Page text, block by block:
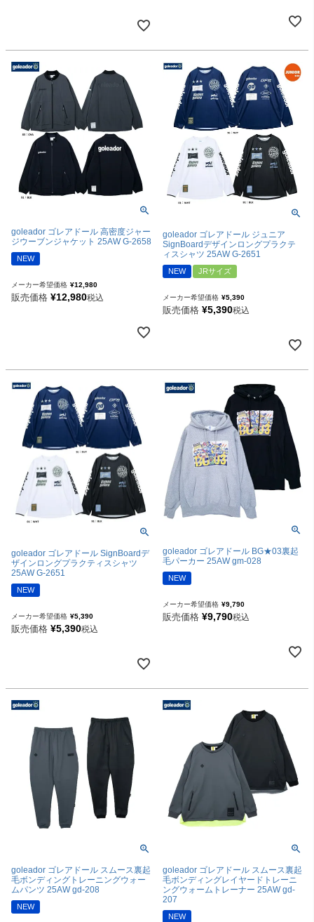
goleador ゴレアドール 高密度ジャー
ジウーブンジャケット 25AW G-2658
NEW
メーカー希望価格 ¥12,980
販売価格 ¥12,980税込
goleador ゴレアドール ジュニア
SignBoardデザインロングプラクテ
ィスシャツ 25AW G-2651
NEW JRサイズ
メーカー希望価格 ¥5,390
販売価格 ¥5,390税込
goleador ゴレアドール SignBoardデ
ザインロングプラクティスシャツ
25AW G-2651
NEW
メーカー希望価格 ¥5,390
販売価格 ¥5,390税込
goleador ゴレアドール BG★03裏起
毛パーカー 25AW gm-028
NEW
メーカー希望価格 ¥9,790
販売価格 ¥9,790税込
goleador ゴレアドール スムース裏起
毛ボンディングトレーニングウォー
ムパンツ 25AW gd-208
NEW
goleador ゴレアドール スムース裏起
毛ボンディングレイヤードトレーニ
ングウォームトレーナー 25AW gd-
207
NEW